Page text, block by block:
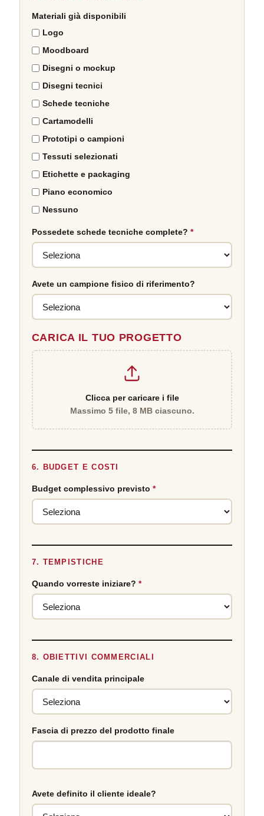
Materiali già disponibili
Logo
Moodboard
Disegni o mockup
Disegni tecnici
Schede tecniche
Cartamodelli
Prototipi o campioni
Tessuti selezionati
Etichette e packaging
Piano economico
Nessuno
Possedete schede tecniche complete? *
Avete un campione fisico di riferimento?
CARICA IL TUO PROGETTO
Clicca per caricare i file
Massimo 5 file, 8 MB ciascuno.
6. BUDGET E COSTI
Budget complessivo previsto *
7. TEMPISTICHE
Quando vorreste iniziare? *
8. OBIETTIVI COMMERCIALI
Canale di vendita principale
Fascia di prezzo del prodotto finale
Avete definito il cliente ideale?